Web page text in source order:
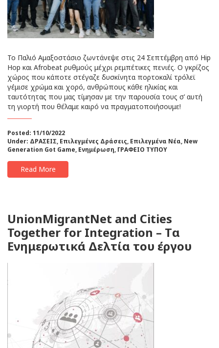
Το Παλιό Αμαξοστάσιο ζωντάνεψε στις 24 Σεπτέμβρη από Hip
Hop και Afrobeat ρυθμούς μέχρι ρεμπέτικες πενιές. Ο γκρίζος
χώρος που κάποτε στέγαζε δυσκίνητα πορτοκαλί τρόλεϊ
γέμισε χρώμα και χορό, ανθρώπους κάθε ηλικίας και
ταυτότητας που μας τίμησαν με την παρουσία τους σ’ αυτή
τη γιορτή που θέλαμε καιρό να πραγματοποιήσουμε!
Posted: 11/10/2022
Under: ΔΡΑΣΕΙΣ, Επιλεγμένες Δράσεις, Επιλεγμένα Νέα, New
Generation Got Game, Ενημέρωση, ΓΡΑΦΕΙΟ ΤΥΠΟΥ
Read More
UnionMigrantNet and Cities
Together for Integration – Tα
Ενημερωτικά Δελτία του έργου